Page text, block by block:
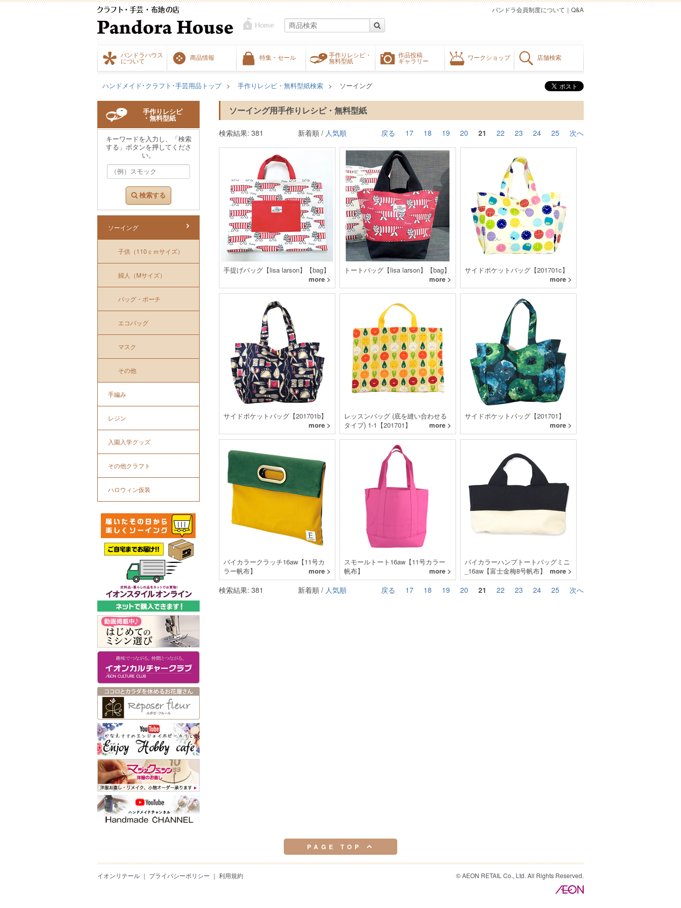
パンドラハウス
について
商品情報 特集・セール
手作りレシピ・
無料型紙
作品投稿
ギャラリー
ワークショップ 店舗検索
Q&A
｜
パンドラ会員制度について
ハンドメイド･クラフト･手芸用品トップ 手作りレシピ・無料型紙検索 ソーイング
ソーイング用手作りレシピ・無料型紙
検索結果: 381 戻る 17 18 19 20 21 22 23 24 25 次へ
新着順 / 人気順
手提げバッグ【lisa larson】【bag】
more >
トートバッグ【lisa larson】【bag】
more >
サイドポケットバッグ【201701c】
more >
サイドポケットバッグ【201701b】
more >
レッスンバッグ (底を縫い合わせる
タイプ) 1-1【201701】
more >
サイドポケットバッグ【201701】
more >
バイカラークラッチ16aw【11号カ
ラー帆布】
more >
スモールトート16aw【11号カラー
帆布】
more >
バイカラーハンプトートバッグミニ
_16aw【富士金梅8号帆布】
more >
検索結果: 381 戻る 17 18 19 20 21 22 23 24 25 次へ
新着順 / 人気順
手作りレシピ
・無料型紙
キーワードを入力し、「検索
する」ボタンを押してくださ
い。
検索する
ソーイング
子供（110ｃｍサイズ）
婦人（Mサイズ）
バッグ・ポーチ
エコバッグ
マスク
その他
手編み
レジン
入園入学グッズ
その他クラフト
ハロウィン仮装
PAGE TOP
イオンリテール ｜ プライバシーポリシー ｜ 利用規約 © AEON RETAIL Co., Ltd. All Rights Reserved.